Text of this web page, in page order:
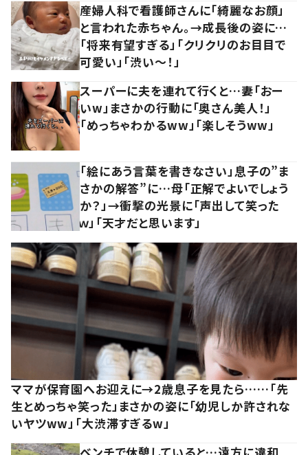
産婦人科で看護師さんに「綺麗なお顔」
と言われた赤ちゃん。→成長後の姿に…
「将来有望すぎる」「クリクリのお目目で
可愛い」「渋い～！」
スーパーに夫を連れて行くと…妻「おー
いw」まさかの行動に「奥さん美人！」
「めっちゃわかるww」「楽しそうww」
「絵にあう言葉を書きなさい」息子の”ま
さかの解答”に…母「正解でよいでしょう
か？」→衝撃の光景に「声出して笑った
ｗ」「天才だと思います」
ママが保育園へお迎えに→2歳息子を見たら……「先
生とめっちゃ笑った」まさかの姿に「幼児しか許されな
いヤツww」「大渋滞すぎるw」